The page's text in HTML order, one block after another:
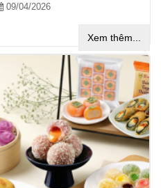
09/04/2026
Xem thêm...